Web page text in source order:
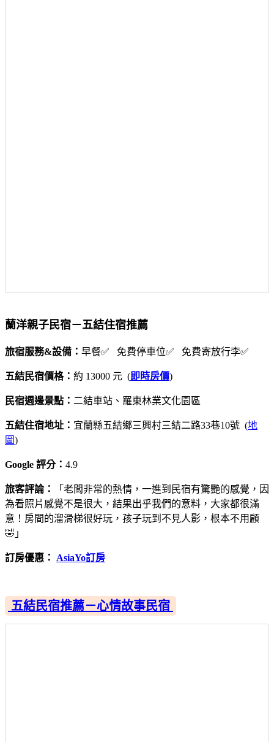
蘭洋親子民宿－五結住宿推薦
旅宿服務&設備： 早餐✅ 免費停車位✅ 免費寄放行李✅
五結民宿價格： 約 13000 元 (即時房價)
民宿週邊景點： 二結車站、羅東林業文化園區
五結住宿地址： 宜蘭縣五結鄉三興村三結二路33巷10號 (地
圖)
Google 評分： 4.9
旅客評論：
「老闆非常的熱情，一進到民宿有驚艷的感覺，因
為看照片感覺不是很大，結果出乎我們的意料，大家都很滿
意！房間的溜滑梯很好玩，孩子玩到不見人影，根本不用顧
🤣」
訂房優惠： AsiaYo訂房
五結民宿推薦－心情故事民宿